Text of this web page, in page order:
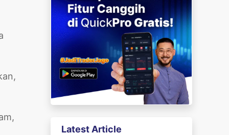
Latest Article